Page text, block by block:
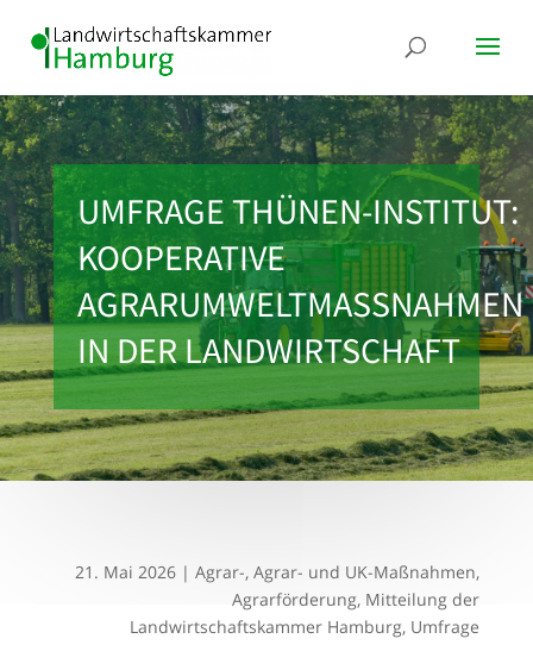
UMFRAGE THÜNEN-INSTITUT:
KOOPERATIVE
AGRARUMWELTMASSNAHMEN I
N DER LANDWIRTSCHAFT
21. Mai 2026 |Agrar-,Agrar- und UK-Maßnahmen,
Agrarförderung, Mitteilung der
Landwirtschaftskammer Hamburg, Umfrage